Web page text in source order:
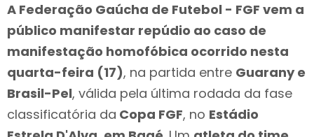
A Federação Gaúcha de Futebol - FGF vem a
público manifestar repúdio ao caso de
manifestação homofóbica ocorrido nesta
quarta-feira (17), na partida entre Guarany e
Brasil-Pel, válida pela última rodada da fase
classificatória da Copa FGF, no Estádio